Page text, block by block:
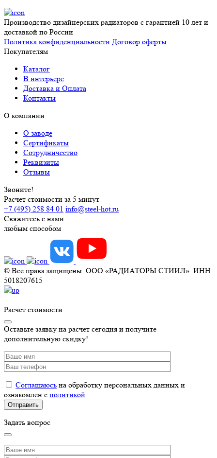
Производство дизайнерских радиаторов с гарантией 10 лет и
доставкой по России
Политика конфиденциальности Договор оферты
Покупателям
Каталог
В интерьере
Доставка и Оплата
Контакты
О компании
О заводе
Сертификаты
Сотрудничество
Реквизиты
Отзывы
Звоните!
Расчет стоимости за 5 минут
+7 (495) 258 84 01 info@steel-hot.ru
Свяжитесь с нами
любым способом
© Все права защищены. ООО «РАДИАТОРЫ СТИИЛ». ИНН
5018207615
Расчет стоимости
Оставьте заявку на расчет сегодня и получите
дополнительную скидку!
Соглашаюсь на обработку персональных данных и
ознакомлен с политикой
Задать вопрос